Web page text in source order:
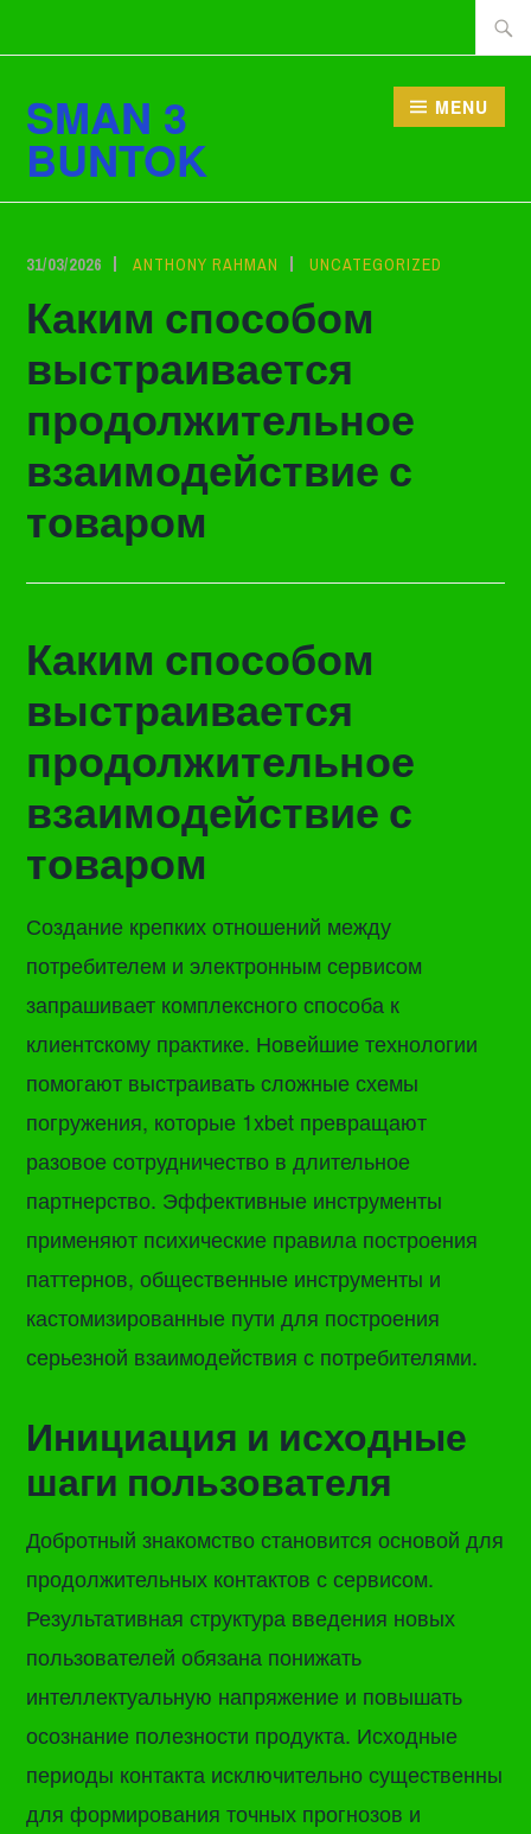
ke
Cari
SMAN 3
BUNTOK
MENU
31/03/2026 ANTHONY RAHMAN UNCATEGORIZED
Каким способом
выстраивается
продолжительное
взаимодействие с
товаром
Каким способом
выстраивается
продолжительное
взаимодействие с
товаром
Создание крепких отношений между
потребителем и электронным сервисом
запрашивает комплексного способа к
клиентскому практике. Новейшие технологии
помогают выстраивать сложные схемы
погружения, которые 1xbet превращают
разовое сотрудничество в длительное
партнерство. Эффективные инструменты
применяют психические правила построения
паттернов, общественные инструменты и
кастомизированные пути для построения
серьезной взаимодействия с потребителями.
Инициация и исходные
шаги пользователя
Добротный знакомство становится основой для
продолжительных контактов с сервисом.
Результативная структура введения новых
пользователей обязана понижать
интеллектуальную напряжение и повышать
осознание полезности продукта. Исходные
периоды контакта исключительно существенны
для формирования точных прогнозов и